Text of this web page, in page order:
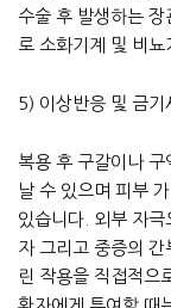
수술 후 발생하는
로 소화기계 및 비뇨
5) 이상반응 및 금기
복용 후 구갈이나
날 수 있으며 피부
있습니다. 외부 자
자 그리고 중증의
린 작용을 직접적으